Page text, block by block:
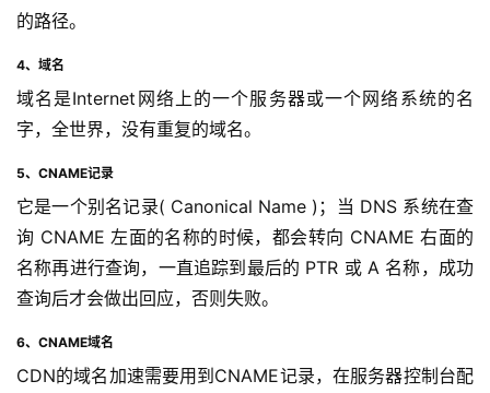
的路径。
4、域名
域名是Internet网络上的一个服务器或一个网络系统的名
字，全世界，没有重复的域名。
5、CNAME记录
它是一个别名记录( Canonical Name )；当 DNS 系统在查
询 CNAME 左面的名称的时候，都会转向 CNAME 右面的
名称再进行查询，一直追踪到最后的 PTR 或 A 名称，成功
查询后才会做出回应，否则失败。
6、CNAME域名
CDN的域名加速需要用到CNAME记录，在服务器控制台配